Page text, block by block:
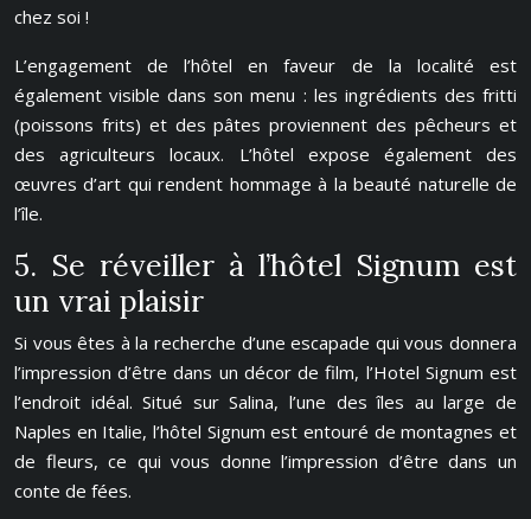
chez soi !
L’engagement de l’hôtel en faveur de la localité est
également visible dans son menu : les ingrédients des fritti
(poissons frits) et des pâtes proviennent des pêcheurs et
des agriculteurs locaux. L’hôtel expose également des
œuvres d’art qui rendent hommage à la beauté naturelle de
l’île.
5. Se réveiller à l’hôtel Signum est
un vrai plaisir
Si vous êtes à la recherche d’une escapade qui vous donnera
l’impression d’être dans un décor de film, l’Hotel Signum est
l’endroit idéal. Situé sur Salina, l’une des îles au large de
Naples en Italie, l’hôtel Signum est entouré de montagnes et
de fleurs, ce qui vous donne l’impression d’être dans un
conte de fées.